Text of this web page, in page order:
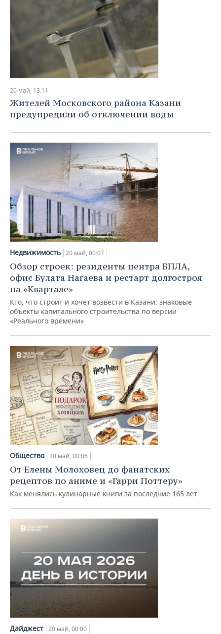
20 май, 13:11
Жителей Московского района Казани
предупредили об отключении воды
Недвижимость 20 май, 00:07
Обзор строек: резиденты центра БПЛА,
офис Булата Нагаева и рестарт долгостроя
на «Квартале»
Кто, что строит и хочет возвести в Казани: знаковые
объекты капитального строительства по версии
«Реального времени»
Общество 20 май, 00:06
От Елены Молоховец до фанатских
рецептов по аниме и «Гарри Поттеру»
Как менялись кулинарные книги за последние 165 лет
Дайджест 20 май, 00:00